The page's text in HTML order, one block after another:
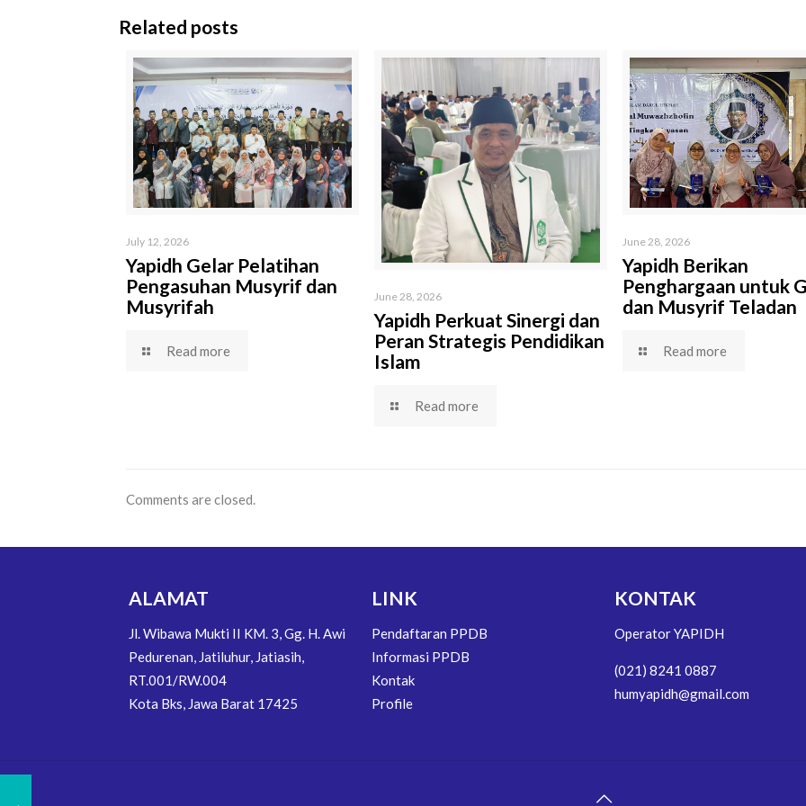
Related posts
July 12, 2026
Yapidh Gelar Pelatihan
Pengasuhan Musyrif dan
Musyrifah
Read more
June 28, 2026
Yapidh Perkuat Sinergi dan
Peran Strategis Pendidikan
Islam
Read more
June 28, 2026
Yapidh Berikan
Penghargaan untuk
dan Musyrif Teladan
Read more
Comments are closed.
ALAMAT
Jl. Wibawa Mukti II KM. 3, Gg. H. Awi
Pedurenan, Jatiluhur, Jatiasih,
RT.001/RW.004
Kota Bks, Jawa Barat 17425
LINK
Pendaftaran PPDB
Informasi PPDB
Kontak
Profile
KONTAK
Operator YAPIDH
(021) 8241 0887
humyapidh@gmail.com